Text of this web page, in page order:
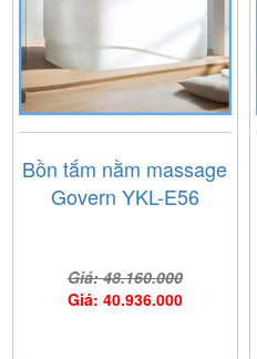
Bồn tắm nằm massage
Govern YKL-E56
Giá: 48.160.000
Giá: 40.936.000